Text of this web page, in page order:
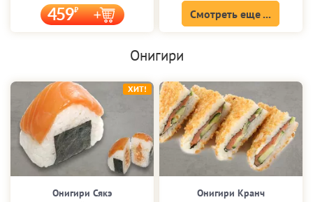
459 Смотреть еще ...
Онигири
Онигири Сякэ
ХИТ!
Онигири Кранч